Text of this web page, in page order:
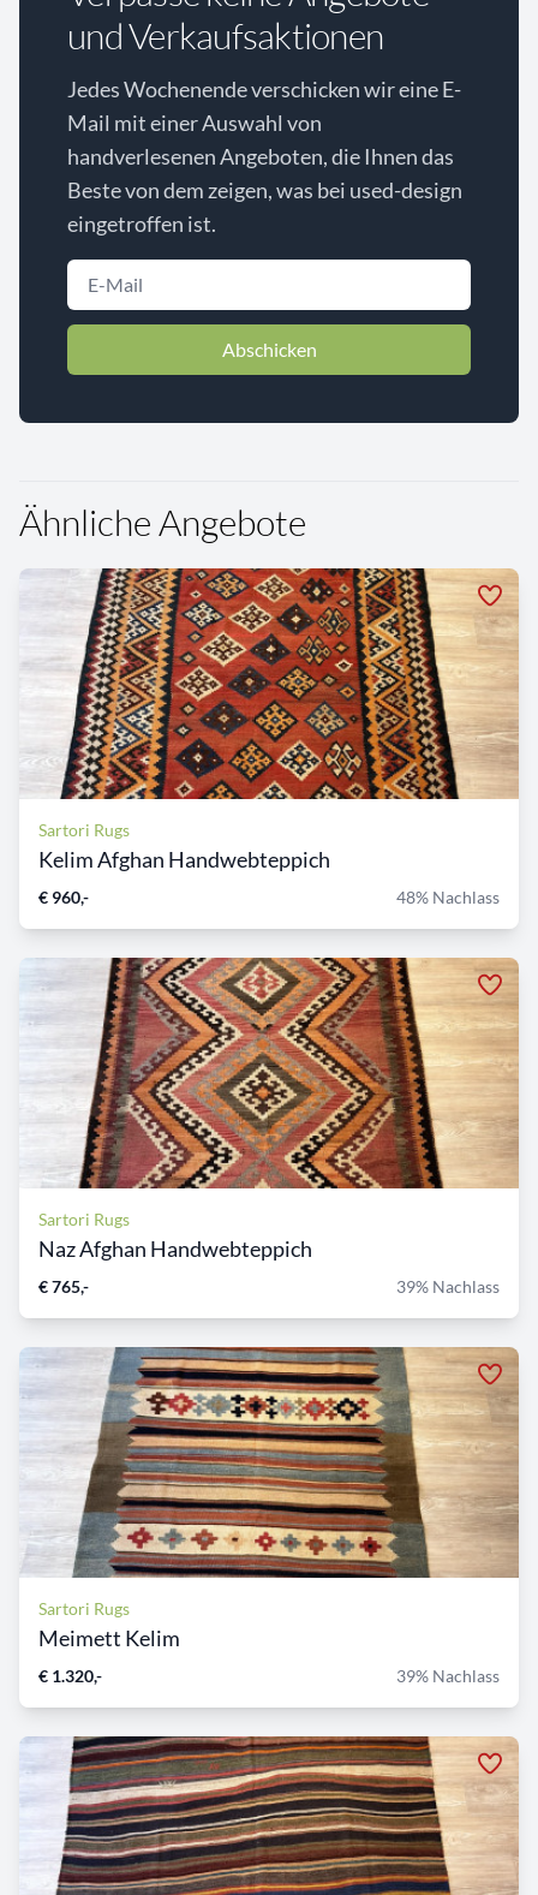
und Verkaufsaktionen
Jedes Wochenende verschicken wir eine E-
Mail mit einer Auswahl von
handverlesenen Angeboten, die Ihnen das
Beste von dem zeigen, was bei used-design
eingetroffen ist.
Abschicken
Ähnliche Angebote
Sartori Rugs
Kelim Afghan Handwebteppich
€ 960,- 48% Nachlass
Sartori Rugs
Naz Afghan Handwebteppich
€ 765,- 39% Nachlass
Sartori Rugs
Meimett Kelim
€ 1.320,- 39% Nachlass